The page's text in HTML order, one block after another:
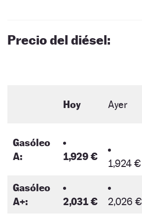
Precio del diésel:
Hoy Ayer
Gasóleo
A:
1,929 €
1,924 €
Gasóleo
A+:
2,031 € 2,026 €